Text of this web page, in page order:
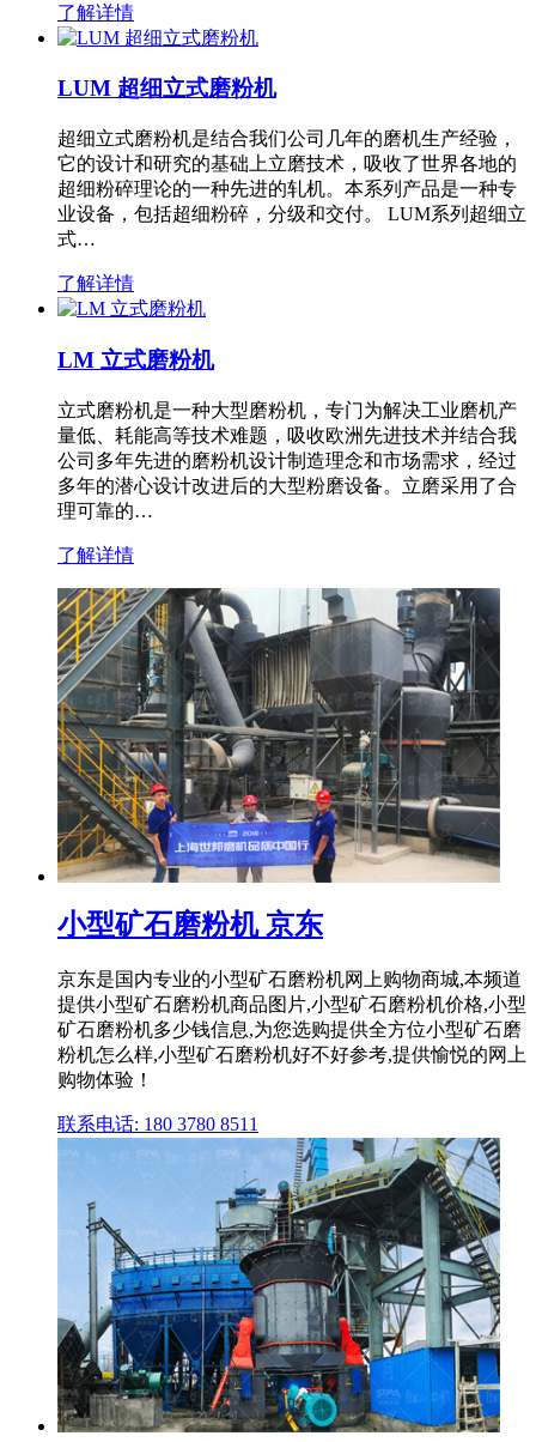
了解详情
LUM 超细立式磨粉机
超细立式磨粉机是结合我们公司几年的磨机生产经验，
它的设计和研究的基础上立磨技术，吸收了世界各地的
超细粉碎理论的一种先进的轧机。本系列产品是一种专
业设备，包括超细粉碎，分级和交付。 LUM系列超细立
式…
了解详情
LM 立式磨粉机
立式磨粉机是一种大型磨粉机，专门为解决工业磨机产
量低、耗能高等技术难题，吸收欧洲先进技术并结合我
公司多年先进的磨粉机设计制造理念和市场需求，经过
多年的潜心设计改进后的大型粉磨设备。立磨采用了合
理可靠的…
了解详情
小型矿石磨粉机 京东
京东是国内专业的小型矿石磨粉机网上购物商城,本频道
提供小型矿石磨粉机商品图片,小型矿石磨粉机价格,小型
矿石磨粉机多少钱信息,为您选购提供全方位小型矿石磨
粉机怎么样,小型矿石磨粉机好不好参考,提供愉悦的网上
购物体验！
联系电话: 180 3780 8511